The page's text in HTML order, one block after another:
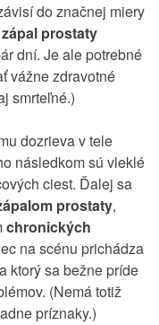
do značnej miery
prostaty
dní. Je ale potrebné
vážne zdravotné
smrteľné.)
dozrieva v tele
následkom sú vleklé
ciest. Ďalej sa
prostaty,
chronických
na scénu prichádza
ktorý sa bežne príde
(Nemá totiž
príznaky.)